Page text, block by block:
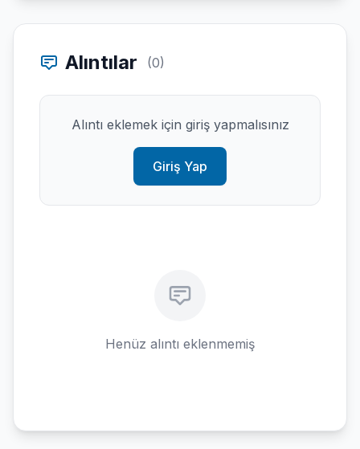
Alıntılar (0)
Alıntı eklemek için giriş yapmalısınız
Giriş Yap
Henüz alıntı eklenmemiş